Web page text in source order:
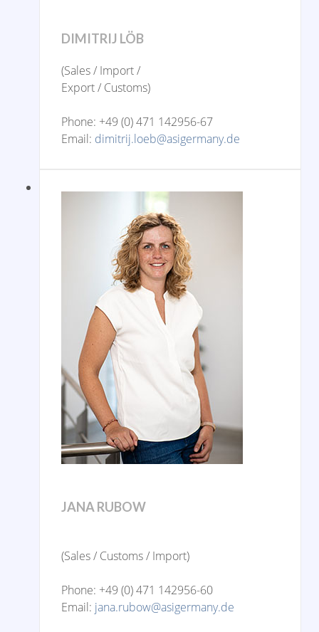
DIMITRIJ LÖB
(Sales / Import /
Export / Customs)
Phone: +49 (0) 471 142956-67
Email: dimitrij.loeb@asigermany.de
JANA RUBOW
(Sales / Customs / Import)
Phone: +49 (0) 471 142956-60
Email: jana.rubow@asigermany.de